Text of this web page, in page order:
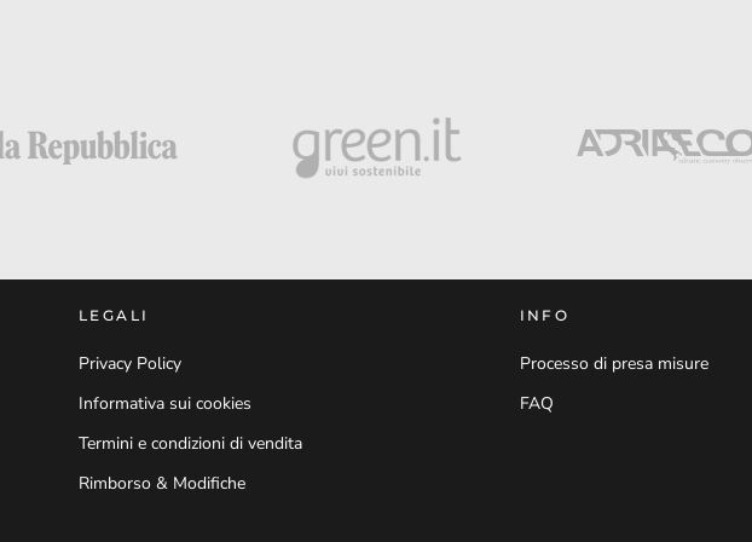
LEGALI
Privacy Policy
Informativa sui cookies
Termini e condizioni di vendita
Rimborso & Modifiche
INFO
Processo di presa misure
FAQ